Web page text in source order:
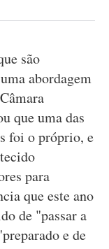
são
abordagem
que uma das
foi o próprio, e
para
que este ano
de "passar a
e de